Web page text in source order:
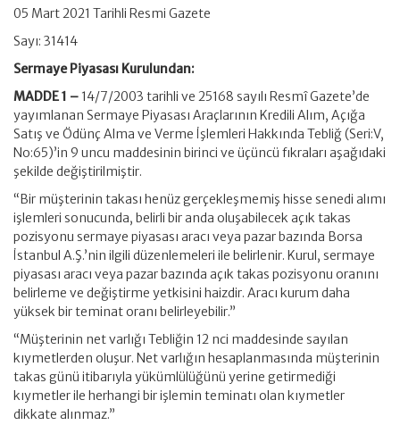
05 Mart 2021 Tarihli Resmi Gazete
Sayı: 31414
Sermaye Piyasası Kurulundan:
MADDE 1 – 14/7/2003 tarihli ve 25168 sayılı Resmî Gazete’de
yayımlanan Sermaye Piyasası Araçlarının Kredili Alım, Açığa
Satış ve Ödünç Alma ve Verme İşlemleri Hakkında Tebliğ (Seri:V,
No:65)’in 9 uncu maddesinin birinci ve üçüncü fıkraları aşağıdaki
şekilde değiştirilmiştir.
“Bir müşterinin takası henüz gerçekleşmemiş hisse senedi alımı
işlemleri sonucunda, belirli bir anda oluşabilecek açık takas
pozisyonu sermaye piyasası aracı veya pazar bazında Borsa
İstanbul A.Ş.’nin ilgili düzenlemeleri ile belirlenir. Kurul, sermaye
piyasası aracı veya pazar bazında açık takas pozisyonu oranını
belirleme ve değiştirme yetkisini haizdir. Aracı kurum daha
yüksek bir teminat oranı belirleyebilir.”
“Müşterinin net varlığı Tebliğin 12 nci maddesinde sayılan
kıymetlerden oluşur. Net varlığın hesaplanmasında müşterinin
takas günü itibarıyla yükümlülüğünü yerine getirmediği
kıymetler ile herhangi bir işlemin teminatı olan kıymetler
dikkate alınmaz.”